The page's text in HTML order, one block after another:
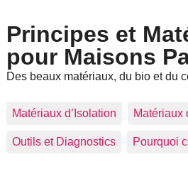
Principes et
pour Maisons
Des beaux matériaux, du bio et du
Matériaux d’Isolation Matériaux
Outils et Diagnostics Pourquoi